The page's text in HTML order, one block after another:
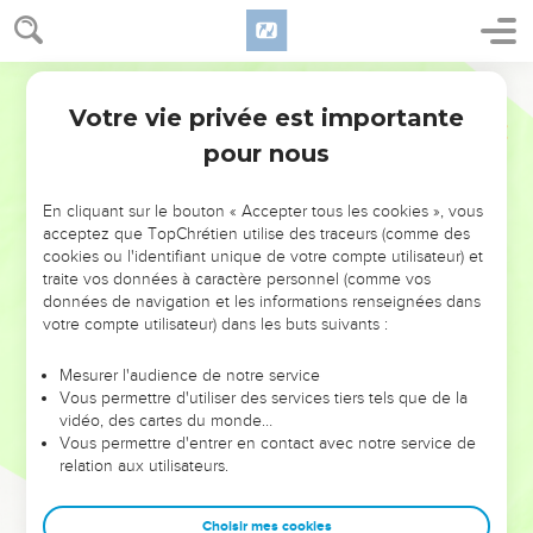
NE MANQUEZ PAS L’ÉVÉNEMENT
DE L’ANNÉE !
ET SI LEURS ERREURS POUVAIENT VOUS ÉVITER LES
VOTRES ?
leur foi ou leur vision. Mais on voit moins les doutes, les erreurs
et les saisons difficiles qu'ils ont traversés, alors même que ce
sont elles qui les ont façonnés.
Dans cette conférence, leaders, entrepreneurs, et responsables
clés pour avancer avec plus de sagesse afin que leurs erreurs
Votre vie privée est importante
pour nous
En cliquant sur le bouton « Accepter tous les cookies », vous
acceptez que TopChrétien utilise des traceurs (comme des
cookies ou l'identifiant unique de votre compte utilisateur) et
traite vos données à caractère personnel (comme vos
données de navigation et les informations renseignées dans
votre compte utilisateur) dans les buts suivants :
Mesurer l'audience de notre service
Vous permettre d'utiliser des services tiers tels que de la
vidéo, des cartes du monde…
Vous permettre d'entrer en contact avec notre service de
relation aux utilisateurs.
Choisir mes cookies